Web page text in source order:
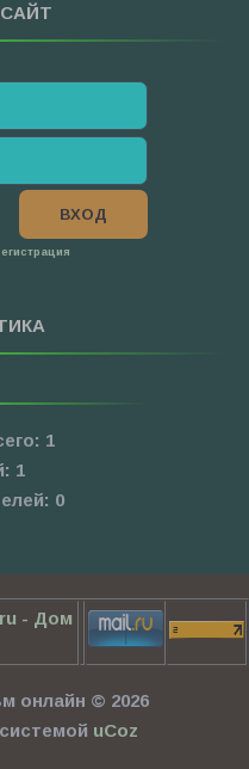
1
1
0
онлайн © 2026
uCoz